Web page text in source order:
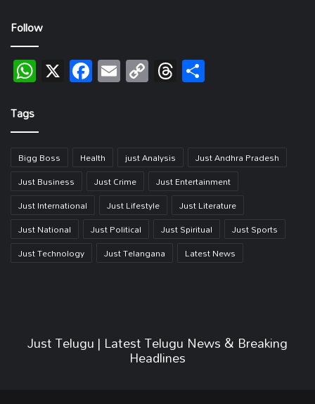
Follow
WhatsApp
X Facebook
EmailCopy
Link
Threads
Tags
Bigg Boss Health just Analysis
Just Andhra Pradesh
Just Business
Just Crime
Just Entertainment
Just International
Just Lifestyle
Just Literature
Just National
Just Political Just Spiritual
Just Sports
Just Technology
Just Telangana Latest News
Just Telugu | Latest Telugu News & Breaking
Headlines